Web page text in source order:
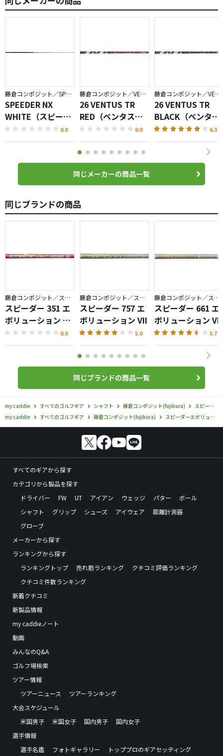
藤倉コンポジット／SPEEDER NX
SPEEDER NX
WHITE（スピーダ
ーホワイト）シャ
フト
0.0
藤倉コンポジット／VENTUS
26 VENTUS TR
RED（ベンタスレ
ッド）
0.0
藤倉コンポジット／VENTUS
26 VENTUS TR
BLACK（ベンタス
ブラック）
6.3
同じメーカーの商品一覧
同じブランドの商品
藤倉コンポジット／スピーダーエボリューション
スピーダー 351 エ
ボリューション VII
ピンク
0.0
藤倉コンポジット／スピーダーエボリューション
スピーダー 757 エ
ボリューション VII
5.0
藤倉コンポジット／スピーダーエボリューション
スピーダー 661 エ
ボリューション VII
5.7
同じブランドの商品一覧
my caddie すべてのゴルフギア シャフト 藤倉コンポジット(fujikura)
スピーダーエボリューション
my caddie
すべてのゴルフギア 藤倉コンポジット(fujikura) スピーダーエボリューション
すべてのギアから探す
カテゴリから製品を探す
ドライバー
FW UT アイアン ウェッジ パター
ボール
シャフト
グリップ シューズ アイウェア
距離計測器
グローブ
メーカーから探す
ランキングから探す
ランキングトップ
売れ筋ランキング
クチコミ評価ランキング
クチコミ件数ランキング
新着クチコミ
新製品情報
my caddieノート
動画
みんなのQ&A
ゴルフ場検索
ツアー情報
ツアーニュース
ツアーランキング
大会スケジュール
米国男子
米国女子 国内男子
国内女子
選手情報
選手名鑑
フォトギャラリー トッププロのギアセッティング